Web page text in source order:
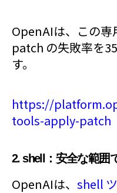
OpenAIは、この専
patch の失敗率を
す。
https://
tools-apply-patch
2. shell：安全な範囲
OpenAIは、 shell